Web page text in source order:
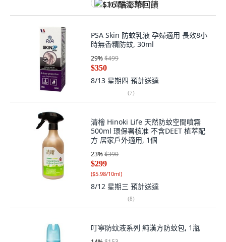
$16 酷澎幣回饋
PSA Skin 防蚊乳液 孕婦適用 長效8小
時無香精防蚊, 30ml
29%$499
$350
8/13 星期四 預計送達
(7)
清檜 Hinoki Life 天然防蚊空間噴霧
500ml 環保署核准 不含DEET 植萃配
方 居家戶外適用, 1個
23%$390
$299
($5.98/10ml)
8/12 星期三 預計送達
(8)
叮寧防蚊液系列 純漢方防蚊包, 1瓶